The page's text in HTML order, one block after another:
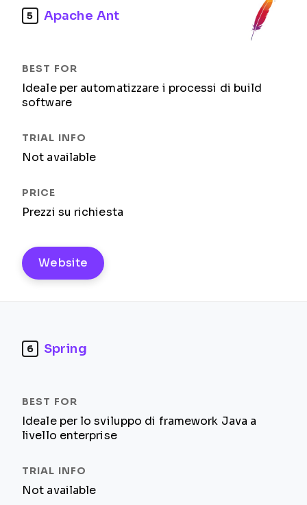
5 Apache Ant
Ideale per automatizzare i processi di build
software
Not available
Prezzi su richiesta
Website
6 Spring
Ideale per lo sviluppo di framework Java a
livello enterprise
Not available